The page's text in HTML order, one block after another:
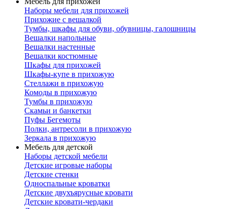
Наборы мебели для прихожей
Прихожие с вешалкой
Тумбы, шкафы для обуви, обувницы, галошницы
Вешалки напольные
Вешалки настенные
Вешалки костюмные
Шкафы для прихожей
Шкафы-купе в прихожую
Стеллажи в прихожую
Комоды в прихожую
Тумбы в прихожую
Скамьи и банкетки
Пуфы Бегемоты
Полки, антресоли в прихожую
Зеркала в прихожую
Мебель для детской
Наборы детской мебели
Детские игровые наборы
Детские стенки
Односпальные кроватки
Детские двухъярусные кровати
Детские кровати-чердаки